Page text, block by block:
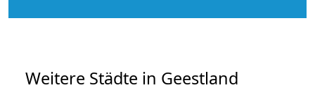
Weitere Städte in Geestland